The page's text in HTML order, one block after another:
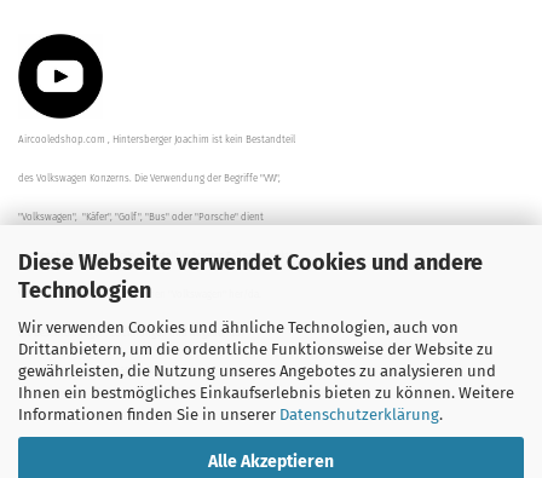
Diese Webseite verwendet Cookies und andere
Technologien
Wir verwenden Cookies und ähnliche Technologien, auch von
Drittanbietern, um die ordentliche Funktionsweise der Website zu
gewährleisten, die Nutzung unseres Angebotes zu analysieren und
Ihnen ein bestmögliches Einkaufserlebnis bieten zu können. Weitere
Informationen finden Sie in unserer Datenschutzerklärung.
Alle Akzeptieren
Aircooledshop.com , Hintersberger Joachim ist kein Bestandteil
des Volkswagen Konzerns. Die Verwendung der Begriffe "VW",
"Volkswagen", "Käfer", "Golf", "Bus" oder "Porsche" dient
der Beschreibung der Teile und stellt in keinem Fall eine direkte
Verbindung zu dem Unternehmen "Volkswagen" her/da.
Die Beschreibungen, Zeichnungen und Angaben zur
Verwendung sind sorgfältig überprüft worden.